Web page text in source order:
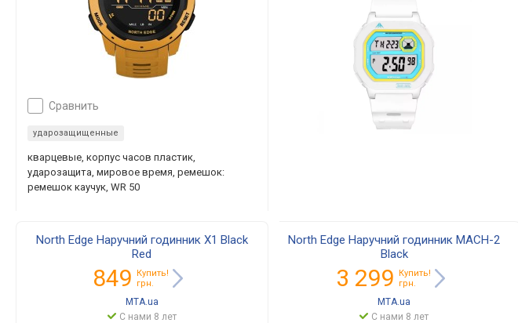
сравнить
ударозащищенные
кварцевые, корпус часов пластик,
ударозащита, мировое время, ремешок:
ремешок каучук, WR 50
North Edge Наручний годинник X1 Black
Red
849
Купить!
грн.
MTA.ua
С нами 8 лет
North Edge Наручний годинник MACH-2
Black
3 299
Купить!
грн.
MTA.ua
С нами 8 лет